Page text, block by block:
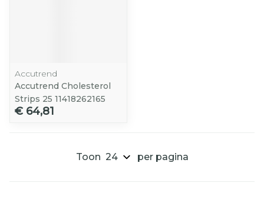
Accutrend
Accutrend Cholesterol
Strips 25 11418262165
€ 64,81
Toon per pagina